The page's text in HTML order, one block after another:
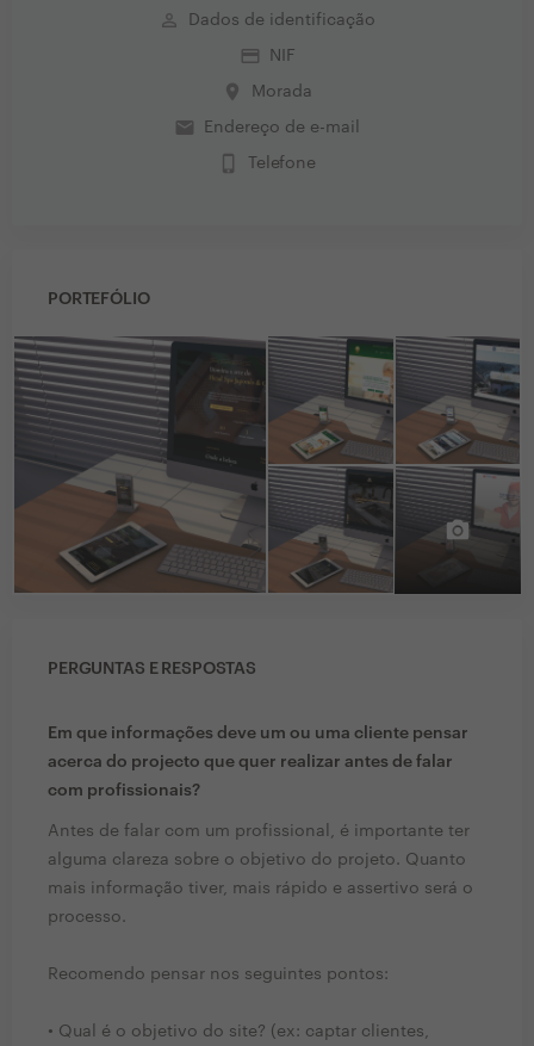
perm_identity Dados de identificação
credit_card NIF
place Morada
email Endereço de e-mail
phone_iphone Telefone
PORTEFÓLIO
PERGUNTAS E RESPOSTAS
Em que informações deve um ou uma cliente pensar
acerca do projecto que quer realizar antes de falar
com profissionais?
Antes de falar com um profissional, é importante ter
alguma clareza sobre o objetivo do projeto. Quanto
mais informação tiver, mais rápido e assertivo será o
processo.
Recomendo pensar nos seguintes pontos:
• Qual é o objetivo do site? (ex: captar clientes,